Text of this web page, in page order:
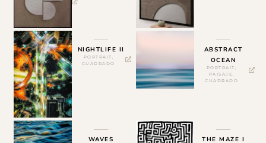
NIGHTLIFE II
PORTRAIT ,
CUADRADO
ABSTRACT
OCEAN
PORTRAIT ,
PAISAJE,
CUADRADO
WAVES THE MAZE I